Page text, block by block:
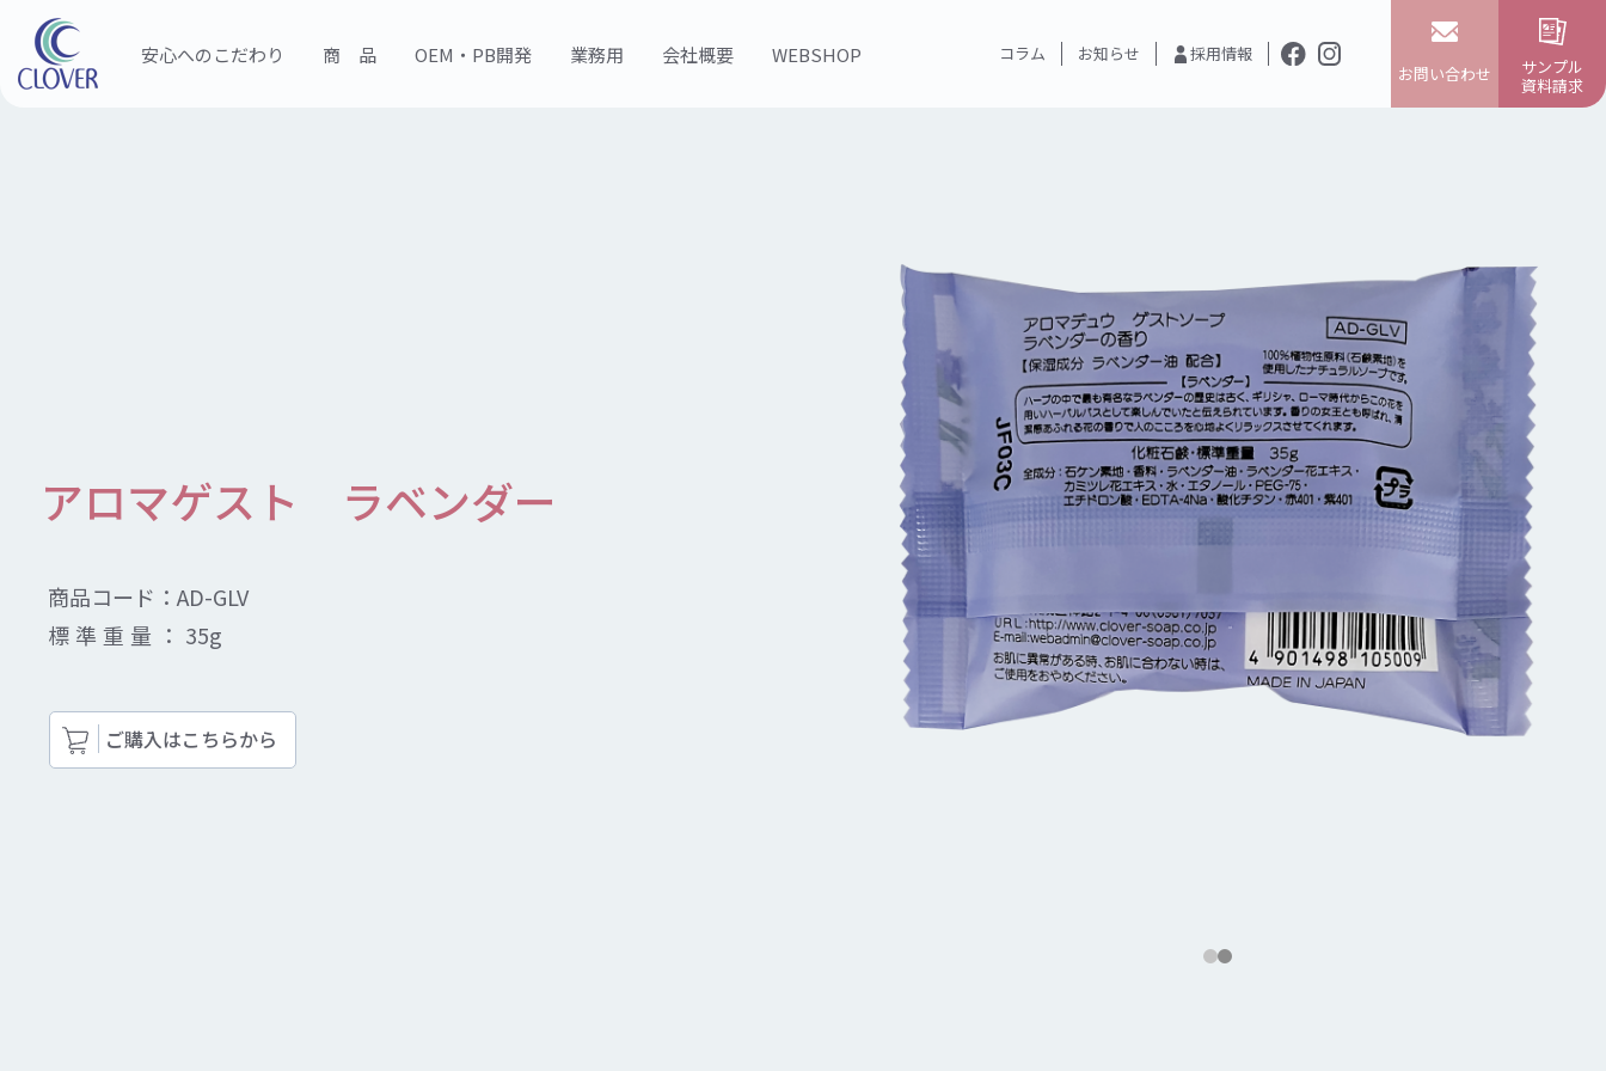
安心へのこだわり 商 品 OEM・PB開発 業務用 会社概要 WEBSHOP コラム お知らせ
採用情報
お問い合わせ
サンプル
資料請求
アロマゲスト ラベンダー
商品コード：AD-GLV
標準重量： 35g
ご購入はこちらから